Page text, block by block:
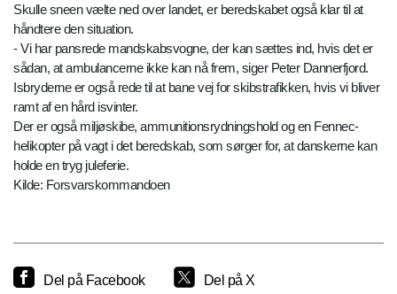
Skulle sneen vælte ned over landet, er beredskabet også klar til at
håndtere den situation.
- Vi har pansrede mandskabsvogne, der kan sættes ind, hvis det er
sådan, at ambulancerne ikke kan nå frem, siger Peter Dannerfjord.
Isbryderne er også rede til at bane vej for skibstrafikken, hvis vi bliver
ramt af en hård isvinter.
Der er også miljøskibe, ammunitionsrydningshold og en Fennec-
helikopter på vagt i det beredskab, som sørger for, at danskerne kan
holde en tryg juleferie.
Kilde: Forsvarskommandoen
Del på Facebook Del på X